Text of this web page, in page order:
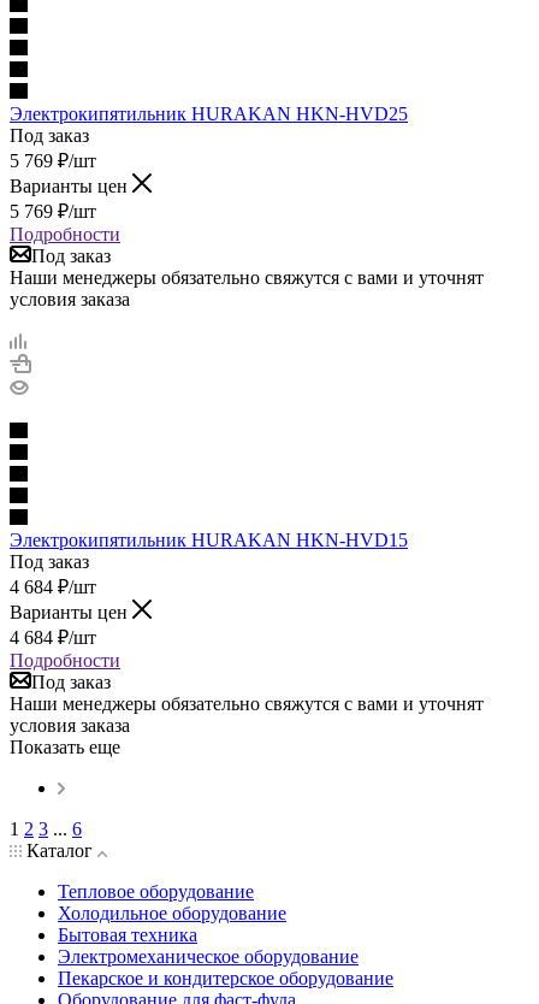
Электрокипятильник HURAKAN HKN-HVD25
Под заказ
5 769 ₽/шт
Варианты цен
5 769 ₽/шт
Подробности
Под заказ
Наши менеджеры обязательно свяжутся с вами и уточнят
условия заказа
Электрокипятильник HURAKAN HKN-HVD15
Под заказ
4 684 ₽/шт
Варианты цен
4 684 ₽/шт
Подробности
Под заказ
Наши менеджеры обязательно свяжутся с вами и уточнят
условия заказа
Показать еще
1 2 3 ... 6
Каталог
Тепловое оборудование
Холодильное оборудование
Бытовая техника
Электромеханическое оборудование
Пекарское и кондитерское оборудование
Оборудование для фаст-фуда